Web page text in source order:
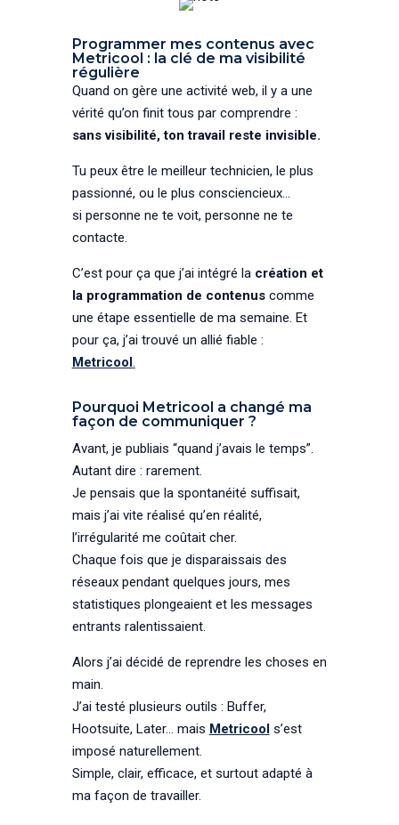
Programmer mes contenus avec
Metricool : la clé de ma visibilité
régulière
Quand on gère une activité web, il y a une
vérité qu’on finit tous par comprendre :
sans visibilité, ton travail reste invisible.
Tu peux être le meilleur technicien, le plus
passionné, ou le plus consciencieux…
si personne ne te voit, personne ne te
contacte.
C’est pour ça que j’ai intégré la création et
la programmation de contenuscomme
une étape essentielle de ma semaine. Et
pour ça, j’ai trouvé un allié fiable :
Metricool.
Pourquoi Metricool a changé ma
façon de communiquer ?
Avant, je publiais “quand j’avais le temps”.
Autant dire : rarement.
Je pensais que la spontanéité suffisait,
mais j’ai vite réalisé qu’en réalité,
l’irrégularité me coûtait cher.
Chaque fois que je disparaissais des
réseaux pendant quelques jours, mes
statistiques plongeaient et les messages
entrants ralentissaient.
Alors j’ai décidé de reprendre les choses en
main.
J’ai testé plusieurs outils : Buffer,
Hootsuite, Later… mais Metricools’est
imposé naturellement.
Simple, clair, efficace, et surtout adapté à
ma façon de travailler.